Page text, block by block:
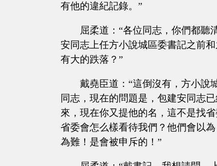
有他的違紀記錄。”
屈柔道：“各位同志，你們都聽
安同志上任方小說城區委書記之前
有大的跌落？”
戴堯臣道：“這倒沒有，方小說
同志，現在的問題是，包建安同志
來，現在你又提他的名，這不是找
省委會怎么樣看待我們？他們會以
為難！是會被申斥的！”